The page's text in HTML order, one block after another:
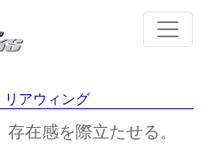
リアウィング
存在感を際立たせる。